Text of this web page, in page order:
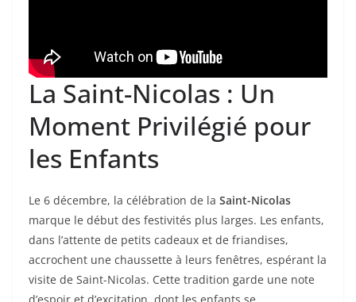
La Saint-Nicolas : Un
Moment Privilégié pour
les Enfants
Le 6 décembre, la célébration de la Saint-Nicolas
marque le début des festivités plus larges. Les enfants,
dans l’attente de petits cadeaux et de friandises,
accrochent une chaussette à leurs fenêtres, espérant la
visite de Saint-Nicolas. Cette tradition garde une note